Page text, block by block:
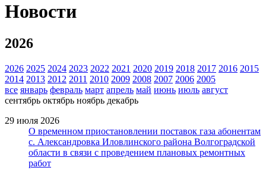
Новости
2026
2026 2025 2024 2023 2022 2021 2020 2019 2018 2017 2016 2015
2014 2013 2012 2011 2010 2009 2008 2007 2006 2005
все январь февраль март апрель май июнь июль август
сентябрь октябрь ноябрь декабрь
29 июля 2026
О временном приостановлении поставок газа абонентам
с. Александровка Иловлинского района Волгоградской
области в связи с проведением плановых ремонтных
работ